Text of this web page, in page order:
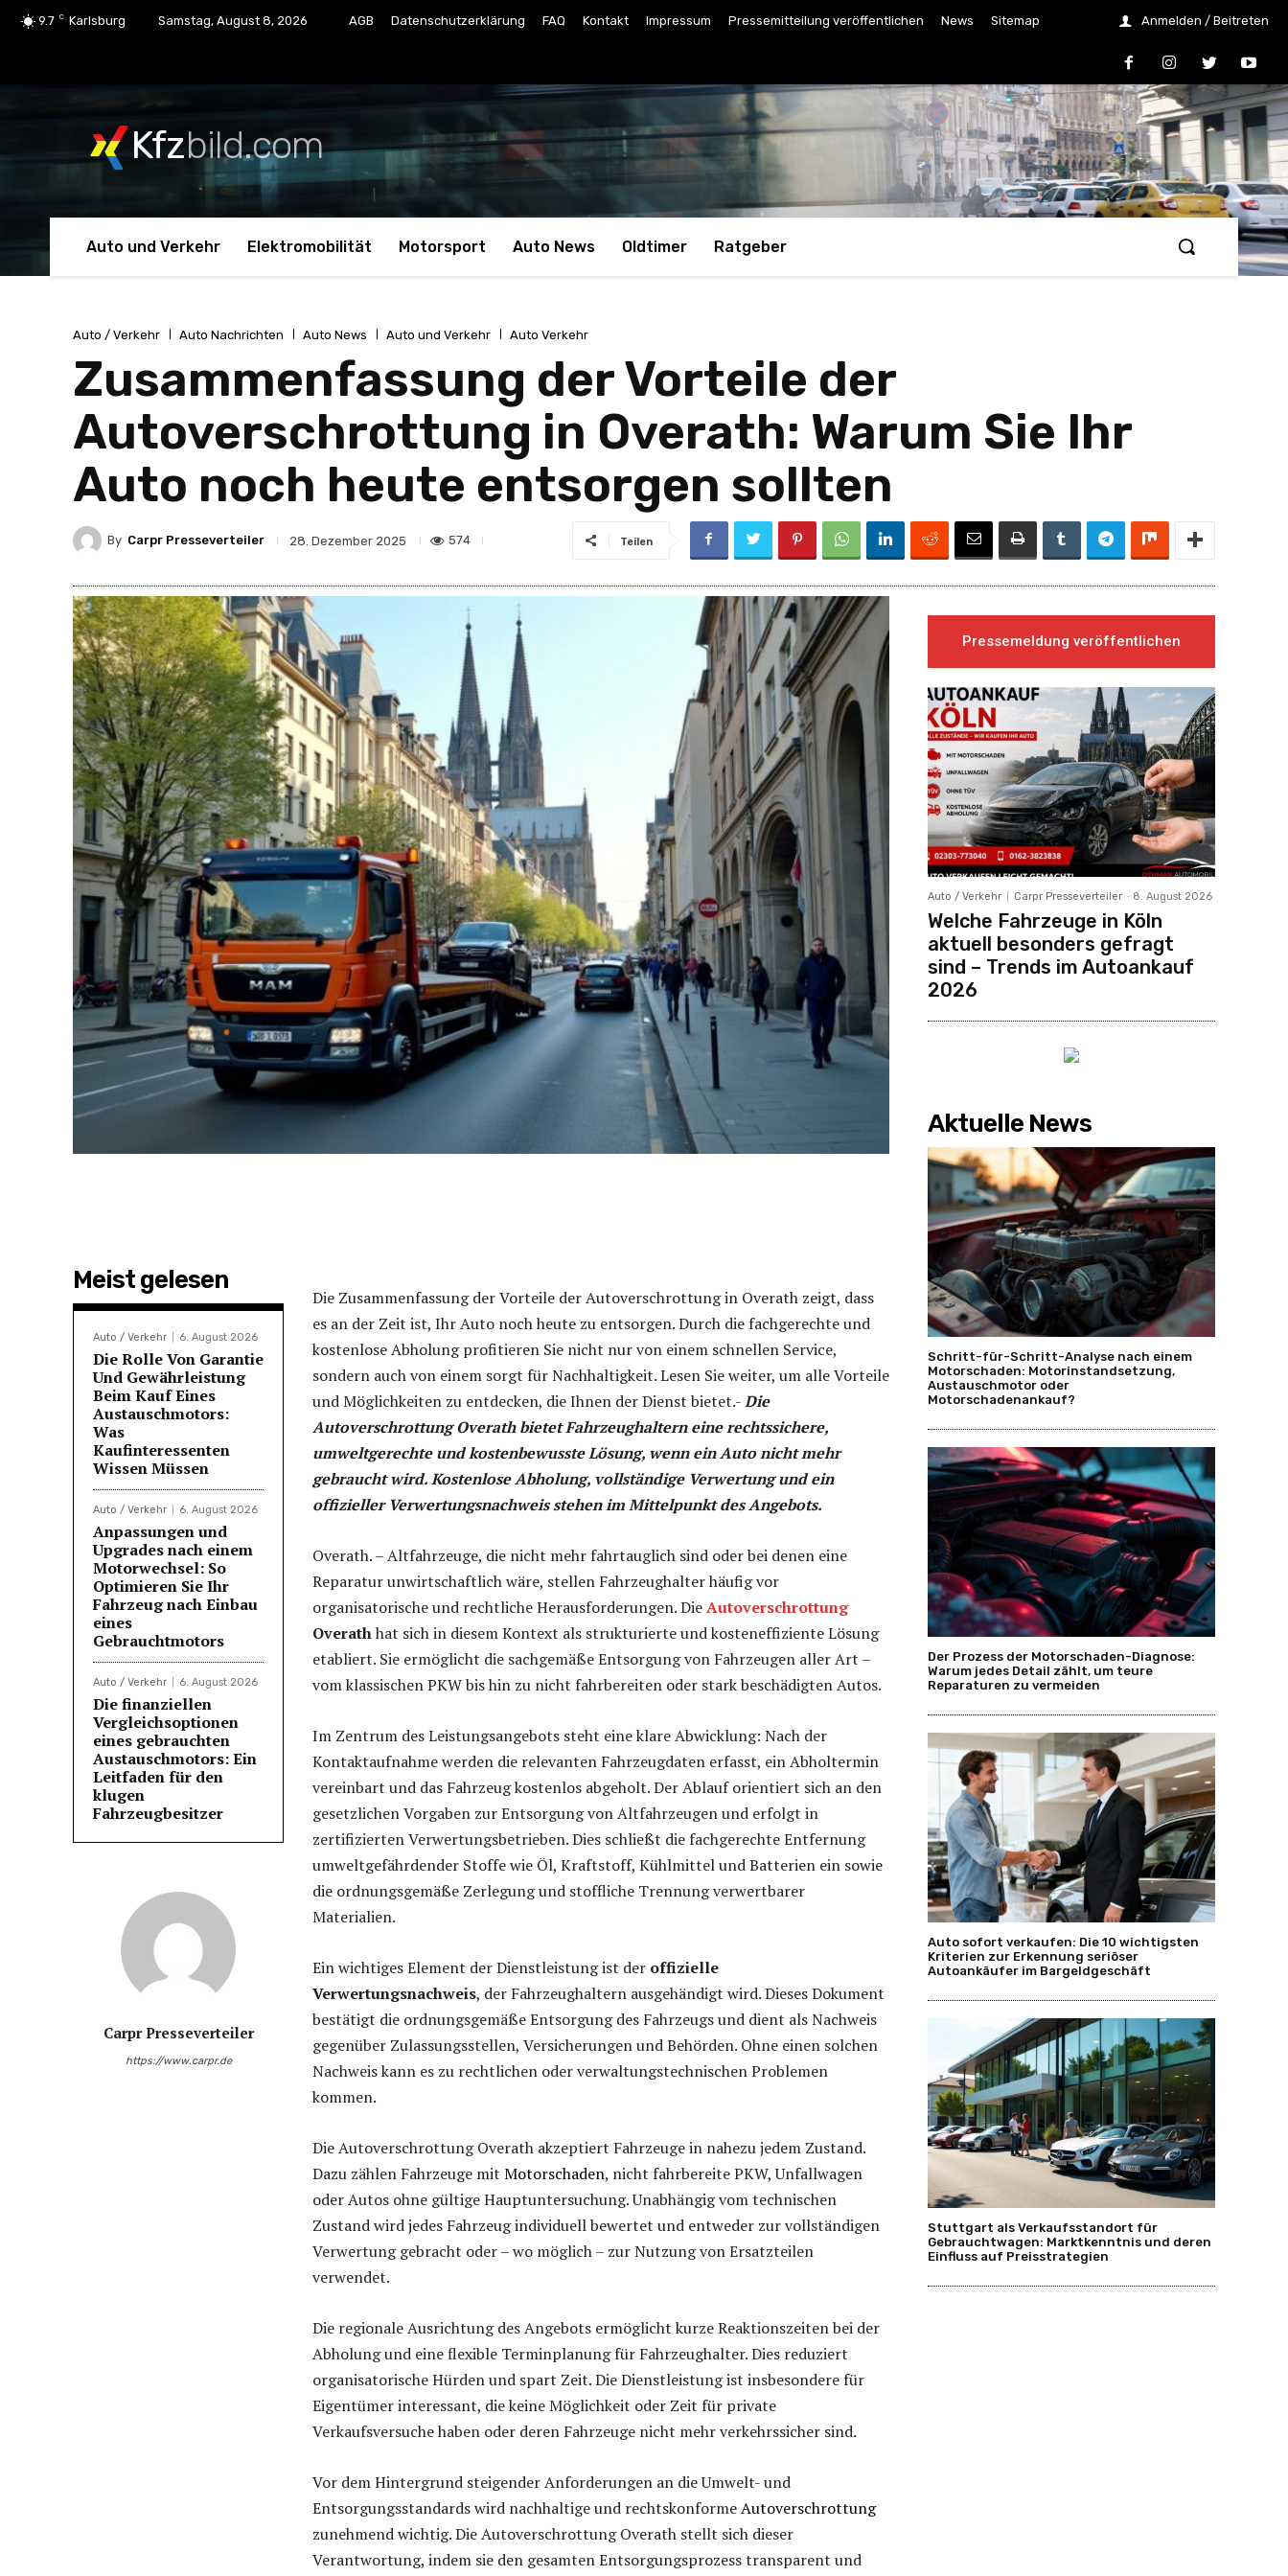
9.7 C Karlsburg Samstag, August 8, 2026 AGB Datenschutzerklärung FAQ Kontakt Impressum Pressemitteilung veröffentlichen News Sitemap Anmelden / Beitreten
Kfzbild.com
Auto und Verkehr Elektromobilität Motorsport Auto News Oldtimer Ratgeber
Auto / Verkehr Auto Nachrichten Auto News Auto und Verkehr Auto Verkehr
Zusammenfassung der Vorteile der
Autoverschrottung in Overath: Warum Sie Ihr
Auto noch heute entsorgen sollten
By Carpr Presseverteiler 28. Dezember 2025 574 Teilen
Meist gelesen
Auto / Verkehr 6. August 2026
Die Rolle Von Garantie
Und Gewährleistung
Beim Kauf Eines
Austauschmotors:
Was
Kaufinteressenten
Wissen Müssen
Auto / Verkehr 6. August 2026
Anpassungen und
Upgrades nach einem
Motorwechsel: So
Optimieren Sie Ihr
Fahrzeug nach Einbau
eines
Gebrauchtmotors
Auto / Verkehr 6. August 2026
Die finanziellen
Vergleichsoptionen
eines gebrauchten
Austauschmotors: Ein
Leitfaden für den
klugen
Fahrzeugbesitzer
Carpr Presseverteiler
https://www.carpr.de
Die Zusammenfassung der Vorteile der Autoverschrottung in Overath zeigt, dass
es an der Zeit ist, Ihr Auto noch heute zu entsorgen. Durch die fachgerechte und
kostenlose Abholung profitieren Sie nicht nur von einem schnellen Service,
sondern auch von einem sorgt für Nachhaltigkeit. Lesen Sie weiter, um alle Vorteile
und Möglichkeiten zu entdecken, die Ihnen der Dienst bietet.-Die
Autoverschrottung Overath bietet Fahrzeughaltern eine rechtssichere,
umweltgerechte und kostenbewusste Lösung, wenn ein Auto nicht mehr
gebraucht wird. Kostenlose Abholung, vollständige Verwertung und ein
offizieller Verwertungsnachweis stehen im Mittelpunkt des Angebots.
Overath. – Altfahrzeuge, die nicht mehr fahrtauglich sind oder bei denen eine
Reparatur unwirtschaftlich wäre, stellen Fahrzeughalter häufig vor
organisatorische und rechtliche Herausforderungen. DieAutoverschrottung
Overathhat sich in diesem Kontext als strukturierte und kosteneffiziente Lösung
etabliert. Sie ermöglicht die sachgemäße Entsorgung von Fahrzeugen aller Art –
vom klassischen PKW bis hin zu nicht fahrbereiten oder stark beschädigten Autos.
Im Zentrum des Leistungsangebots steht eine klare Abwicklung: Nach der
Kontaktaufnahme werden die relevanten Fahrzeugdaten erfasst, ein Abholtermin
vereinbart und das Fahrzeug kostenlos abgeholt. Der Ablauf orientiert sich an den
gesetzlichen Vorgaben zur Entsorgung von Altfahrzeugen und erfolgt in
zertifizierten Verwertungsbetrieben. Dies schließt die fachgerechte Entfernung
umweltgefährdender Stoffe wie Öl, Kraftstoff, Kühlmittel und Batterien ein sowie
die ordnungsgemäße Zerlegung und stoffliche Trennung verwertbarer
Materialien.
Ein wichtiges Element der Dienstleistung ist der offizielle
Verwertungsnachweis, der Fahrzeughaltern ausgehändigt wird. Dieses Dokument
bestätigt die ordnungsgemäße Entsorgung des Fahrzeugs und dient als Nachweis
gegenüber Zulassungsstellen, Versicherungen und Behörden. Ohne einen solchen
Nachweis kann es zu rechtlichen oder verwaltungstechnischen Problemen
kommen.
Die Autoverschrottung Overath akzeptiert Fahrzeuge in nahezu jedem Zustand.
Dazu zählen Fahrzeuge mit Motorschaden, nicht fahrbereite PKW, Unfallwagen
oder Autos ohne gültige Hauptuntersuchung. Unabhängig vom technischen
Zustand wird jedes Fahrzeug individuell bewertet und entweder zur vollständigen
Verwertung gebracht oder – wo möglich – zur Nutzung von Ersatzteilen
verwendet.
Die regionale Ausrichtung des Angebots ermöglicht kurze Reaktionszeiten bei der
Abholung und eine flexible Terminplanung für Fahrzeughalter. Dies reduziert
organisatorische Hürden und spart Zeit. Die Dienstleistung ist insbesondere für
Eigentümer interessant, die keine Möglichkeit oder Zeit für private
Verkaufsversuche haben oder deren Fahrzeuge nicht mehr verkehrssicher sind.
Vor dem Hintergrund steigender Anforderungen an die Umwelt- und
Entsorgungsstandards wird nachhaltige und rechtskonformeAutoverschrottung
zunehmend wichtig. Die Autoverschrottung Overath stellt sich dieser
Verantwortung, indem sie den gesamten Entsorgungsprozess transparent und
Pressemeldung veröffentlichen
Auto / Verkehr Carpr Presseverteiler - 8. August 2026
Welche Fahrzeuge in Köln
aktuell besonders gefragt
sind – Trends im Autoankauf
2026
Aktuelle News
Schritt-für-Schritt-Analyse nach einem
Motorschaden: Motorinstandsetzung,
Austauschmotor oder
Motorschadenankauf?
Der Prozess der Motorschaden-Diagnose:
Warum jedes Detail zählt, um teure
Reparaturen zu vermeiden
Auto sofort verkaufen: Die 10 wichtigsten
Kriterien zur Erkennung seriöser
Autoankäufer im Bargeldgeschäft
Stuttgart als Verkaufsstandort für
Gebrauchtwagen: Marktkenntnis und deren
Einfluss auf Preisstrategien